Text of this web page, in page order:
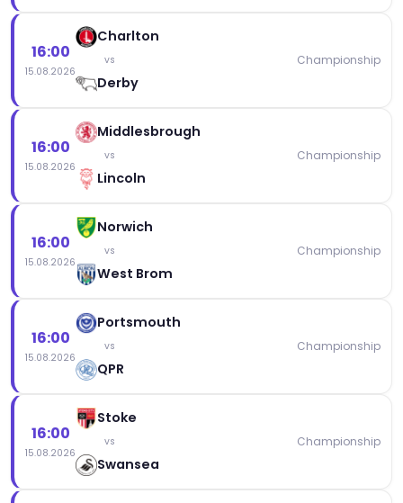
16:00
15.08.2026
Charlton
vs
Derby
Championship
16:00
15.08.2026
Middlesbrough
vs
Lincoln
Championship
16:00
15.08.2026
Norwich
vs
West Brom
Championship
16:00
15.08.2026
Portsmouth
vs
QPR
Championship
16:00
15.08.2026
Stoke
vs
Swansea
Championship